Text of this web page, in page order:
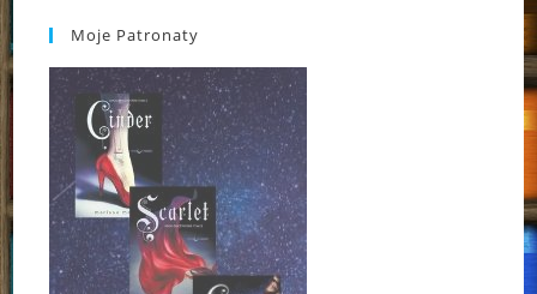
Moje Patronaty